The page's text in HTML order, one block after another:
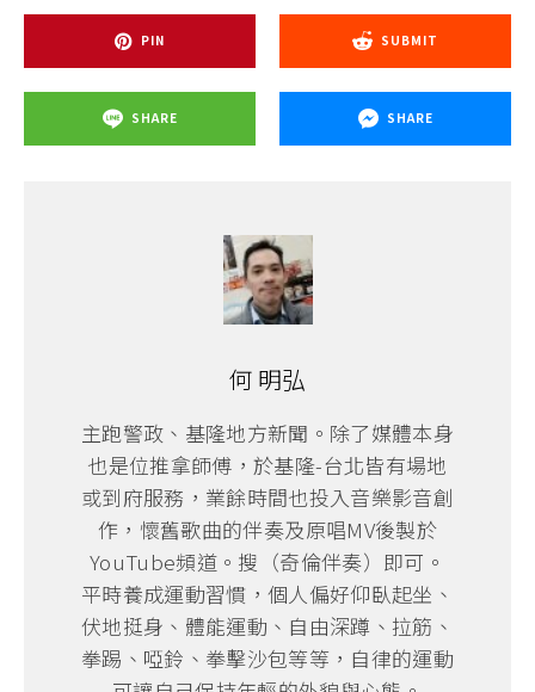
PIN SUBMIT
SHARE SHARE
何 明弘
主跑警政、基隆地方新聞。除了媒體本身
也是位推拿師傅，於基隆-台北皆有場地
或到府服務，業餘時間也投入音樂影音創
作，懷舊歌曲的伴奏及原唱MV後製於
YouTube頻道。搜（奇倫伴奏）即可。
平時養成運動習慣，個人偏好仰臥起坐、
伏地挺身、體能運動、自由深蹲、拉筋、
拳踢、啞鈴、拳擊沙包等等，自律的運動